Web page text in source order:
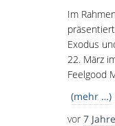
Im
Exodus
22. März
Feelgood
(mehr …)
vor 7